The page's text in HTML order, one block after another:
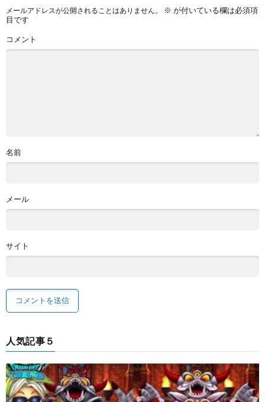
メールアドレスが公開されることはありません。 ※ が付いている欄は必須項
目です
コメント
名前
メール
サイト
人気記事５